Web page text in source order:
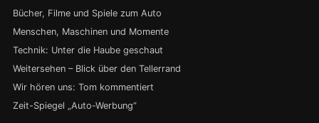
Bücher, Filme und Spiele zum Auto
Menschen, Maschinen und Momente
Technik: Unter die Haube geschaut
Weitersehen – Blick über den Tellerrand
Wir hören uns: Tom kommentiert
Zeit-Spiegel „Auto-Werbung“